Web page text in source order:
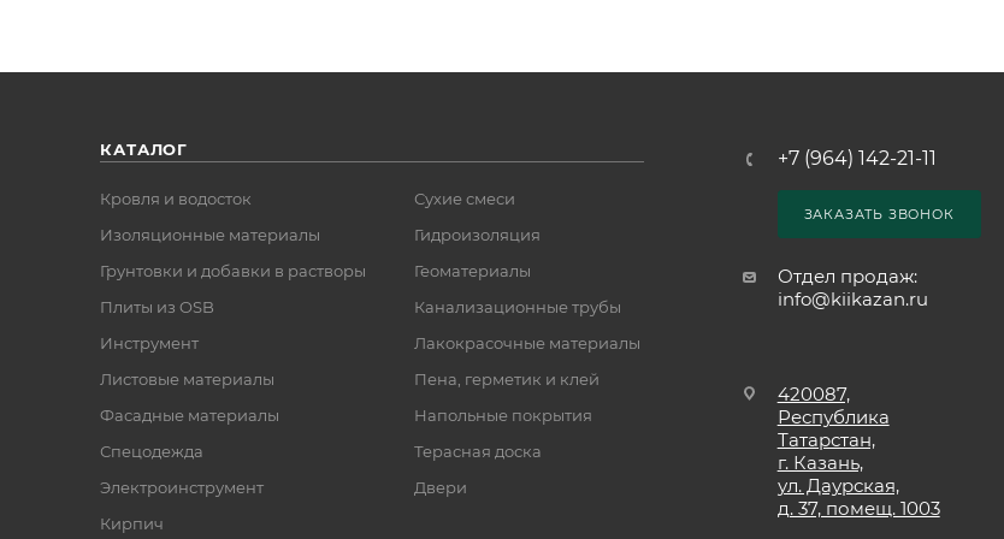
КАТАЛОГ
Кровля и водосток
Сухие смеси
Изоляционные материалы
Гидроизоляция
Грунтовки и добавки в растворы
Геоматериалы
Плиты из OSB
Канализационные трубы
Инструмент
Лакокрасочные материалы
Листовые материалы
Пена, герметик и клей
Фасадные материалы
Напольные покрытия
Спецодежда
Терасная доска
Электроинструмент
Двери
Кирпич
+7 (964) 142-21-11
ЗАКАЗАТЬ ЗВОНОК
Отдел продаж:
info@kiikazan.ru
420087,
Республика
Татарстан,
г. Казань,
ул. Даурская,
д. 37, помещ. 1003